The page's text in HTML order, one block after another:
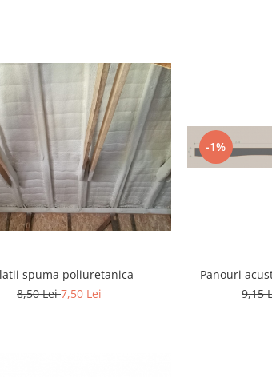
spuma poliuretanica
8,50 Lei7,50 Lei
-1%
Panouri
9,15